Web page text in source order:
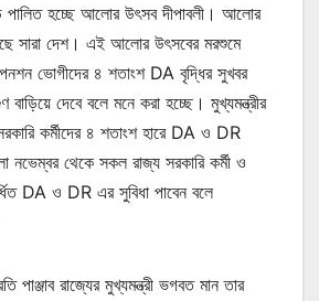
পালিত হচ্ছে আলোর উৎসব দীপাবলী। আলোর
সারা দেশ। এই আলোর উৎসবের মরশুমে
ভোগীদের ৪ শতাংশ DA বৃদ্ধির সুখবর
বাড়িয়ে দেবে বলে মনে করা হচ্ছে। মুখ্যমন্ত্রীর
কর্মীদের ৪ শতাংশ হারে DA ও DR
নভেম্বর থেকে সকল রাজ্য সরকারি কর্মী ও
DA ও DR এর সুবিধা পাবেন বলে
পাঞ্জাব রাজ্যের মুখ্যমন্ত্রী ভগবত মান তার